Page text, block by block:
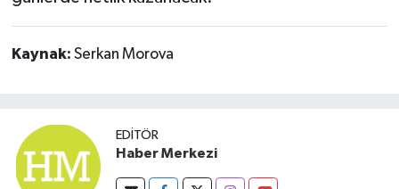
Kaynak: Serkan Morova
EDITÖR
Haber Merkezi
Trend
VİZYONDAKİLER
YAŞAM